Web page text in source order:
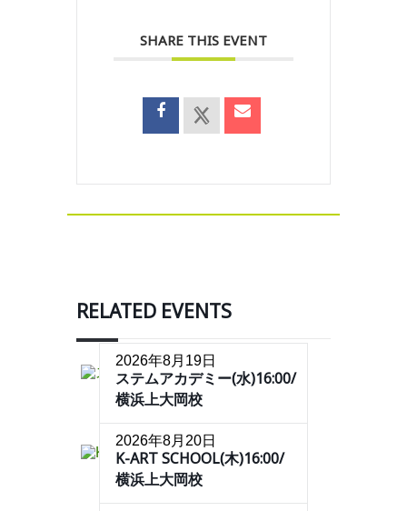
SHARE THIS EVENT
RELATED EVENTS
2026年8月19日
ステムアカデミー(水)16:00/
横浜上大岡校
2026年8月20日
K-ART SCHOOL(木)16:00/
横浜上大岡校